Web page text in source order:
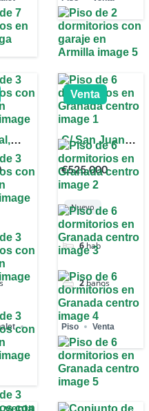
Venta
C/ San Juan
de Dios, 17,
Centro, 18002
Granada,
España
€525,000
Nuevo
6hab
2baños
Piso Venta